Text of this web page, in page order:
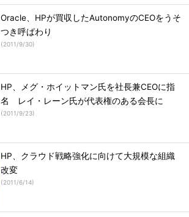
Oracle、HPが買収したAutonomyのCEOをうそ
つき呼ばわり
(2011/9/30)
HP、メグ・ホイットマン氏を社長兼CEOに指
名 レイ・レーン氏が代表権のある会長に
(2011/9/23)
HP、クラウド戦略強化に向けて大規模な組織
改変
(2011/6/14)